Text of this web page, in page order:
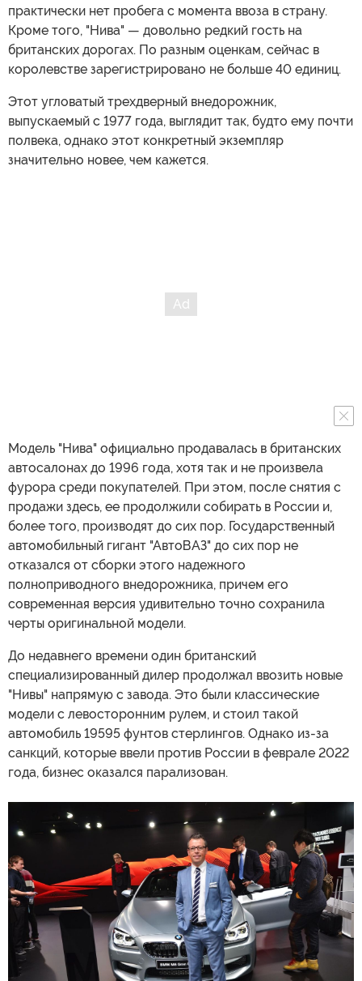
практически нет пробега с момента ввоза в страну.
Кроме того, "Нива" — довольно редкий гость на
британских дорогах. По разным оценкам, сейчас в
королевстве зарегистрировано не больше 40 единиц.
Этот угловатый трехдверный внедорожник,
выпускаемый с 1977 года, выглядит так, будто ему почти
полвека, однако этот конкретный экземпляр
значительно новее, чем кажется.
Модель "Нива" официально продавалась в британских
автосалонах до 1996 года, хотя так и не произвела
фурора среди покупателей. При этом, после снятия с
продажи здесь, ее продолжили собирать в России и,
более того, производят до сих пор. Государственный
автомобильный гигант "АвтоВАЗ" до сих пор не
отказался от сборки этого надежного
полноприводного внедорожника, причем его
современная версия удивительно точно сохранила
черты оригинальной модели.
До недавнего времени один британский
специализированный дилер продолжал ввозить новые
"Нивы" напрямую с завода. Это были классические
модели с левосторонним рулем, и стоил такой
автомобиль 19595 фунтов стерлингов. Однако из-за
санкций, которые ввели против России в феврале 2022
года, бизнес оказался парализован.